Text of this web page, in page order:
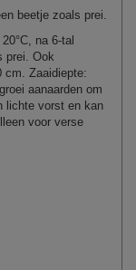
beetje zoals prei.
na 6-tal
prei. Ook
cm. Zaaidiepte:
aanaarden om
lichte vorst en kan
voor verse